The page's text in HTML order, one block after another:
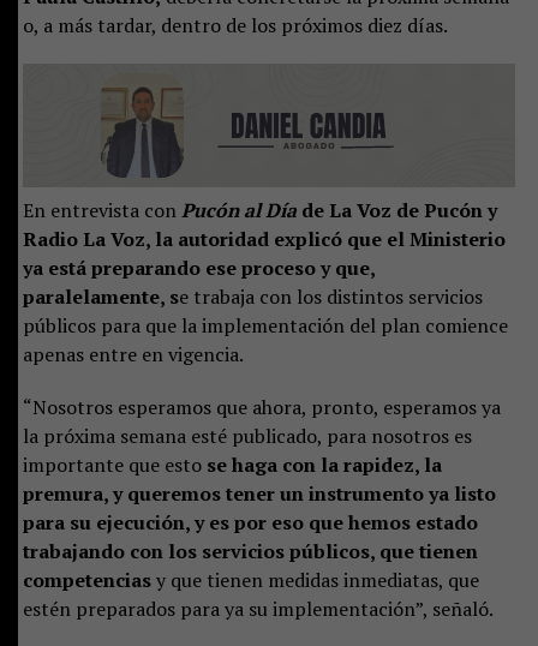
o, a más tardar, dentro de los próximos diez días.
En entrevista conPucón al Díade La Voz de Pucón y
Radio La Voz, la autoridad explicó que el Ministerio
ya está preparando ese proceso y que,
paralelamente, se trabaja con los distintos servicios
públicos para que la implementación del plan comience
apenas entre en vigencia.
“Nosotros esperamos que ahora, pronto, esperamos ya
la próxima semana esté publicado, para nosotros es
importante que esto se haga con la rapidez, la
premura, y queremos tener un instrumento ya listo
para su ejecución, y es por eso que hemos estado
trabajando con los servicios públicos, que tienen
competenciasy que tienen medidas inmediatas, que
estén preparados para ya su implementación”, señaló.